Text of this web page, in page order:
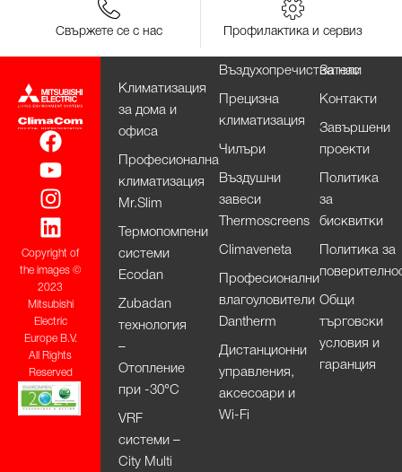
Свържете се с нас Профилактика и сервиз
Copyright of
the images ©
2023
Mitsubishi
Electric
Europe B.V.
All Rights
Reserved
Климатизация
за дома и
офиса
Професионална
климатизация
Mr.Slim
Термопомпени
системи
Ecodan
Zubadan
технология
–
Отопление
при -30°С
VRF
системи –
City Multi
Въздухопречистватели
Прецизна
климатизация
Чилъри
Въздушни
завеси
Thermoscreens
Climaveneta
Професионални
влагоуловители
Dantherm
Дистанционни
управления,
аксесоари и
Wi-Fi
За нас
Контакти
Завършени
проекти
Политика
за
бисквитки
Политика за
Общи
търговски
условия и
гаранция